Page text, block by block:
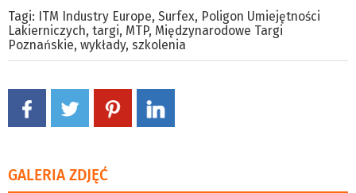
Tagi: ITM Industry Europe, Surfex, Poligon Umiejętności
Lakierniczych, targi, MTP, Międzynarodowe Targi
Poznańskie, wykłady, szkolenia
GALERIA ZDJĘĆ